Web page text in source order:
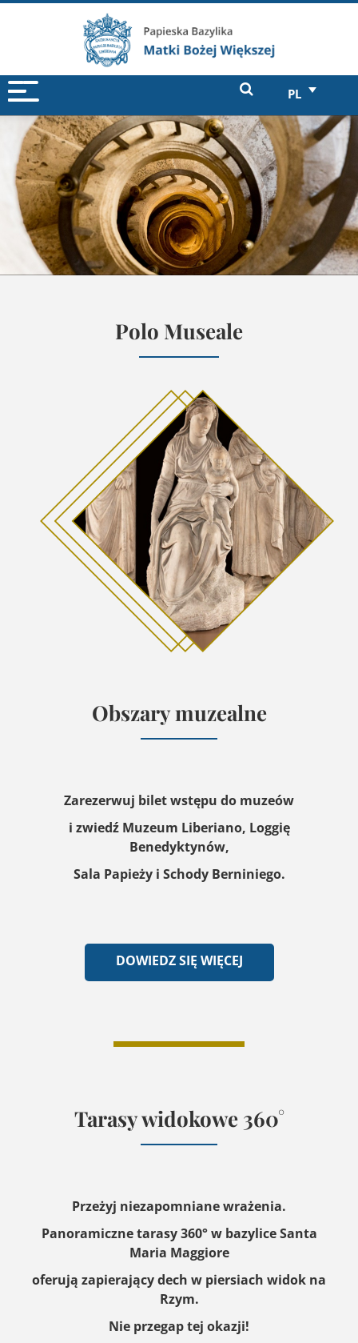
PL
Polo Museale
Obszary muzealne
Zarezerwuj bilet wstępu do muzeów
i zwiedź Muzeum Liberiano, Loggię
Benedyktynów,
Sala Papieży i Schody Berniniego.
DOWIEDZ SIĘ WIĘCEJ
Tarasy widokowe 360°
Przeżyj niezapomniane wrażenia.
Panoramiczne tarasy 360° w bazylice Santa
Maria Maggiore
oferują zapierający dech w piersiach widok na
Rzym.
Nie przegap tej okazji!